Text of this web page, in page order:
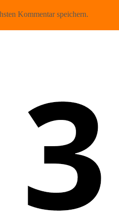
Kommentar speichern.